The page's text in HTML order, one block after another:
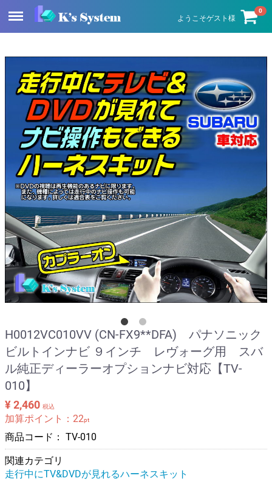
ようこそゲスト様
0
Menu
H0012VC010VV (CN-FX9**DFA) パナソニック
ビルトインナビ ９インチ レヴォーグ用 スバ
ル純正ディーラーオプションナビ対応【TV-
010】
¥ 2,460 税込
加算ポイント： 22pt
商品コード： TV-010
関連カテゴリ
走行中にTV&DVDが見れるハーネスキット